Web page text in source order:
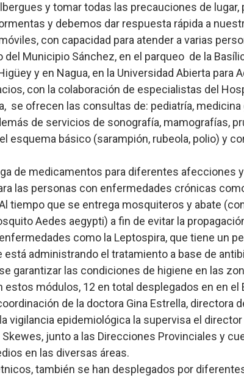
y tomar todas las precauciones de
y debemos dar respuesta rápida a
con capacidad para atender a varias
del Municipio Sánchez, en el parqueo de la
y en Nagua, en la Universidad Abierta para
con la colaboración de especialistas del
se ofrecen las consultas de: pediatría, medicina
de servicios de sonografía, mamografías,
esquema básico (sarampión, rubeola, polio) y
de medicamentos para diferentes afecciones
las personas con enfermedades crónicas
tiempo que se entrega mosquiteros y abate
Aedes aegypti) a fin de evitar la
como la Leptospira, que tiene un
está administrando el tratamiento a base de
garantizar las condiciones de higiene en las
estos módulos, 12 en total desplegados en en el
de la doctora Gina Estrella, directora
vigilancia epidemiológica la supervisa el
junto a las Direcciones Provinciales y
en las diversas áreas.
también se han desplegados por